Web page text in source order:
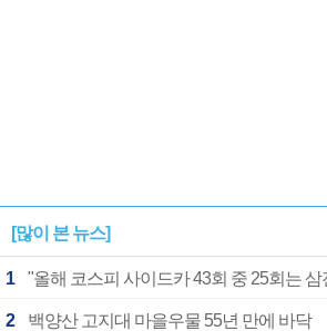
[많이 본 뉴스]
1 "올해 코스피 사이드카 43회 중 25회는
2 백양산 고지대 마을우물 55년 만에 바닥